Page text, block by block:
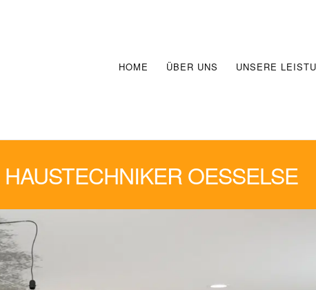
HOME ÜBER UNS UNSERE
OESSELSE